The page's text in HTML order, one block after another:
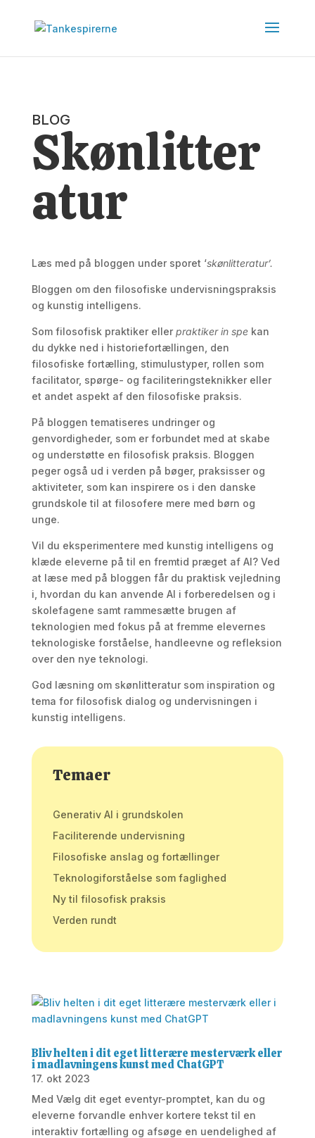
BLOG
Skønlitter
atur
Læs med på bloggen under sporet ‘skønlitteratur’.
Bloggen om den filosofiske undervisningspraksis
og kunstig intelligens.
Som filosofisk praktiker eller praktiker in spekan
du dykke ned i historiefortællingen, den
filosofiske fortælling, stimulustyper, rollen som
facilitator, spørge- og faciliteringsteknikker eller
et andet aspekt af den filosofiske praksis.
På bloggen tematiseres undringer og
genvordigheder, som er forbundet med at skabe
og understøtte en filosofisk praksis. Bloggen
peger også ud i verden på bøger, praksisser og
aktiviteter, som kan inspirere os i den danske
grundskole til at filosofere mere med børn og
unge.
Vil du eksperimentere med kunstig intelligens og
klæde eleverne på til en fremtid præget af AI? Ved
at læse med på bloggen får du praktisk vejledning
i, hvordan du kan anvende AI i forberedelsen og i
skolefagene samt rammesætte brugen af
teknologien med fokus på at fremme elevernes
teknologiske forståelse, handleevne og refleksion
over den nye teknologi.
God læsning om skønlitteratur som inspiration og
tema for filosofisk dialog og undervisningen i
kunstig intelligens.
Temaer
Generativ AI i grundskolen
Faciliterende undervisning
Filosofiske anslag og fortællinger
Teknologiforståelse som faglighed
Ny til filosofisk praksis
Verden rundt
Bliv helten i dit eget litterære mesterværk eller
i madlavningens kunst med ChatGPT
17. okt 2023
Med Vælg dit eget eventyr-promptet, kan du og
eleverne forvandle enhver kortere tekst til en
interaktiv fortælling og afsøge en uendelighed af